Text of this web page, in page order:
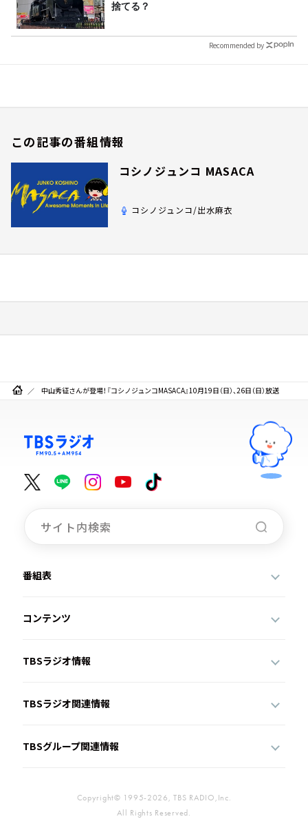
捨てる？
Recommended by
この記事の番組情報
コシノジュンコ MASACA
コシノジュンコ/出水麻衣
中山秀征さんが登場！『コシノジュンコMASACA』10月19日（日）、26日（日）放送
番組表
コンテンツ
TBSラジオ情報
TBSラジオ関連情報
TBSグループ関連情報
Copyright© 1995-2026, TBS RADIO,Inc.
All Rights Reserved.